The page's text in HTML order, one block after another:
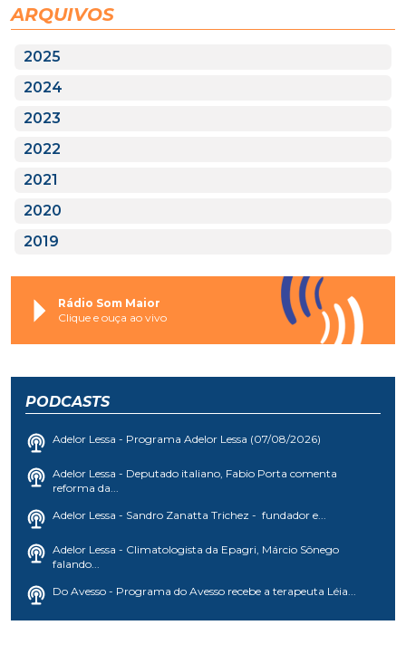
ARQUIVOS
2025
2024
2023
2022
2021
2020
2019
Rádio Som Maior
Clique e ouça ao vivo
PODCASTS
Adelor Lessa - Programa Adelor Lessa (07/08/2026)
Adelor Lessa - Deputado italiano, Fabio Porta comenta
reforma da...
Adelor Lessa - Sandro Zanatta Trichez - fundador e...
Adelor Lessa - Climatologista da Epagri, Márcio Sônego
falando...
Do Avesso - Programa do Avesso recebe a terapeuta Léia...